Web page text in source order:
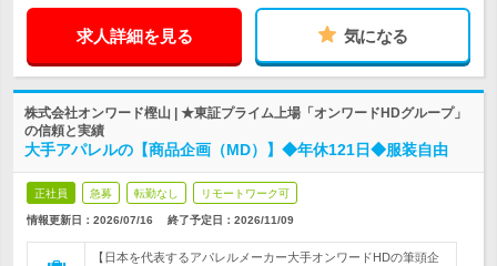
求人詳細を見る 気になる
株式会社オンワード樫山 | ★東証プライム上場「オンワードHDグループ」
の信頼と実績
大手アパレルの【商品企画（MD）】◆年休121日◆服装自由
正社員 急募 転勤なし リモートワーク可
情報更新日：2026/07/16 終了予定日： 2026/11/09
【日本を代表するアパレルメーカー大手オンワードHDの筆頭企